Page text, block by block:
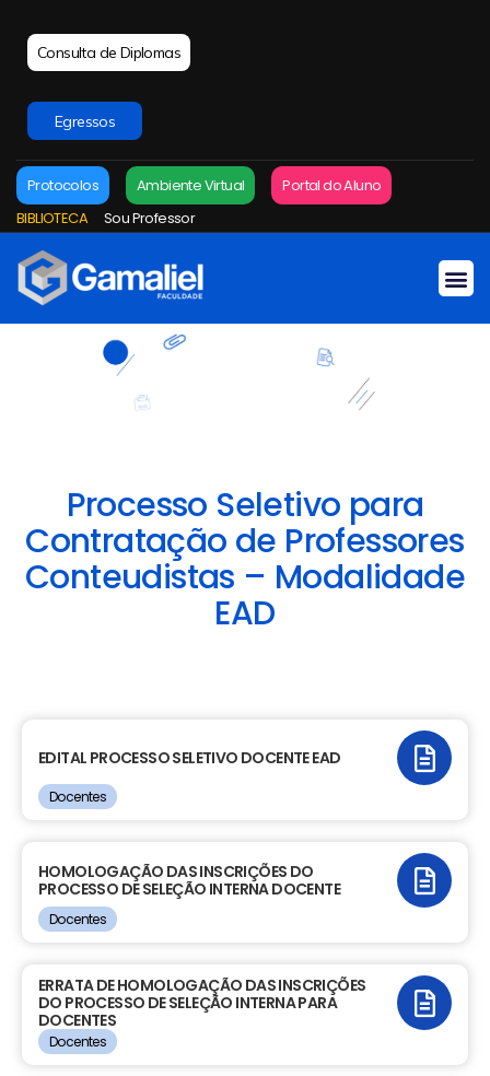
Consulta de Diplomas
Egressos
Protocolos Ambiente Virtual
Portal do Aluno
BIBLIOTECA
Sou Professor
Processo Seletivo para
Contratação de Professores
Conteudistas – Modalidade
EAD
EDITAL PROCESSO SELETIVO DOCENTE EAD
Docentes
HOMOLOGAÇÃO DAS INSCRIÇÕES DO
PROCESSO DE SELEÇÃO INTERNA DOCENTE
Docentes
ERRATA DE HOMOLOGAÇÃO DAS INSCRIÇÕES
DO PROCESSO DE SELEÇÃO INTERNA PARA
DOCENTES
Docentes